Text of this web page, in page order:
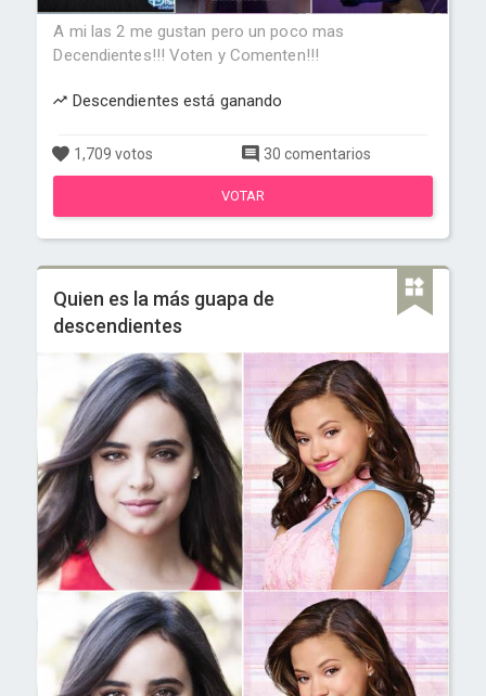
A mi las 2 me gustan pero un poco mas
Decendientes!!! Voten y Comenten!!!
Descendientes está ganando
1,709 votos 30 comentarios
VOTAR
Quien es la más guapa de
descendientes